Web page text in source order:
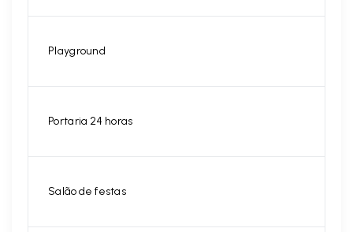
Playground
Portaria 24 horas
Salão de festas